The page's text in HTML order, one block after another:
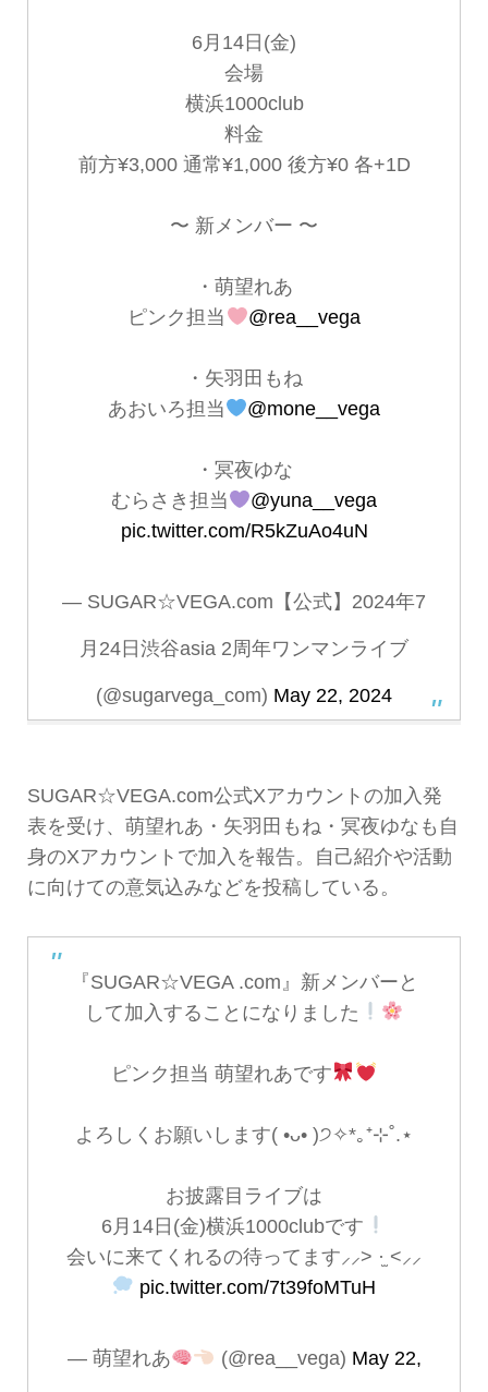
6月14日(金)
会場
横浜1000club
料金
前方¥3,000 通常¥1,000 後方¥0 各+1D
〜 新メンバー 〜
・萌望れあ
ピンク担当
@rea__vega
・矢羽田もね
あおいろ担当
@mone__vega
・冥夜ゆな
むらさき担当
@yuna__vega
pic.twitter.com/R5kZuAo4uN
— SUGAR☆VEGA.com【公式】2024年7
月24日渋谷asia 2周年ワンマンライブ
(@sugarvega_com) May 22, 2024
SUGAR☆VEGA.com公式Xアカウントの加入発
表を受け、萌望れあ・矢羽田もね・冥夜ゆなも自
身のXアカウントで加入を報告。自己紹介や活動
に向けての意気込みなどを投稿している。
『SUGAR☆VEGA .com』新メンバーと
して加入することになりました
ピンク担当 萌望れあです
よろしくお願いします( •ᴗ• )੭✧*｡⁺⊹˚.⋆
お披露目ライブは
6月14日(金)横浜1000clubです
会いに来てくれるの待ってます⸝⸝> ·̫ <⸝⸝
pic.twitter.com/7t39foMTuH
— 萌望れあ (@rea__vega) May 22,